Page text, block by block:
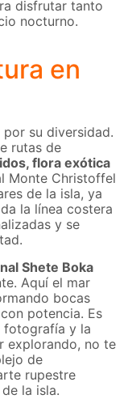
disfrutar tanto
nocturno.
en
por su diversidad.
rutas de
flora exótica
Monte Christoffel
de la isla, ya
la línea costera
y se
Shete Boka
Aquí el mar
bocas
potencia. Es
fotografía y la
explorando, no te
de
rupestre
la isla.